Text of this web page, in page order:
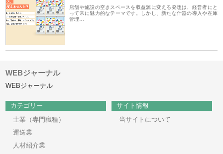
店舗や施設の空きスペースを収益源に変える発想は、経営者にと
って常に魅力的なテーマです。しかし、新たな什器の導入や在庫
管理…
WEBジャーナル
WEBジャーナル
カテゴリー
士業（専門職種）
運送業
人材紹介業
サイト情報
当サイトについて